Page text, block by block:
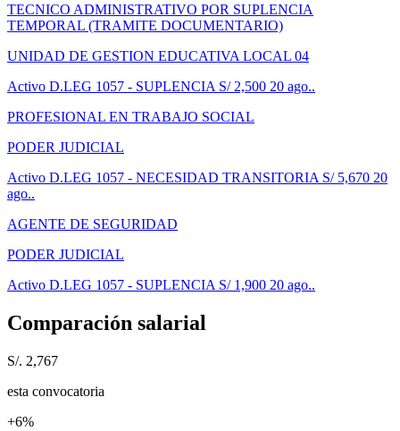
TECNICO ADMINISTRATIVO POR SUPLENCIA
TEMPORAL (TRAMITE DOCUMENTARIO)
UNIDAD DE GESTION EDUCATIVA LOCAL 04
Activo D.LEG 1057 - SUPLENCIA S/ 2,500 20 ago..
PROFESIONAL EN TRABAJO SOCIAL
PODER JUDICIAL
Activo D.LEG 1057 - NECESIDAD TRANSITORIA S/ 5,670 20
ago..
AGENTE DE SEGURIDAD
PODER JUDICIAL
Activo D.LEG 1057 - SUPLENCIA S/ 1,900 20 ago..
Comparación salarial
S/. 2,767
esta convocatoria
+6%